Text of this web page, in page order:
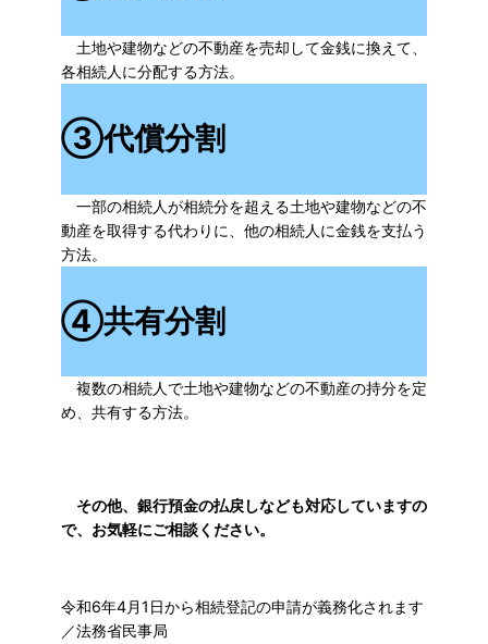
土地や建物などの不動産を売却して金銭に換えて、
各相続人に分配する方法。
③代償分割
一部の相続人が相続分を超える土地や建物などの不
動産を取得する代わりに、他の相続人に金銭を支払う
方法。
④共有分割
複数の相続人で土地や建物などの不動産の持分を定
め、共有する方法。
その他、銀行預金の払戻しなども対応していますの
で、お気軽にご相談ください。
令和6年4月1日から相続登記の申請が義務化されます
／法務省民事局